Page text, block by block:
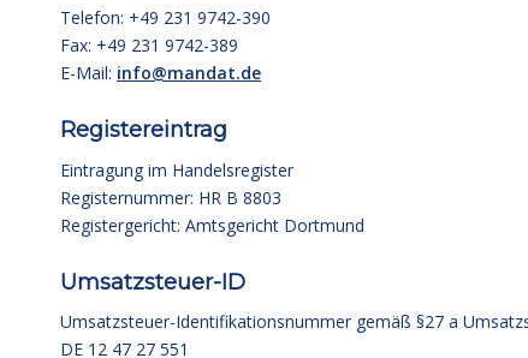
Telefon: +49 231 9742-390
Fax: +49 231 9742-389
E-Mail: info@mandat.de
Registereintrag
Eintragung im Handelsregister
Registernummer: HR B 8803
Registergericht: Amtsgericht Dortmund
Umsatzsteuer-ID
Umsatzsteuer-Identifikationsnummer gemäß §27 a
DE 12 47 27 551